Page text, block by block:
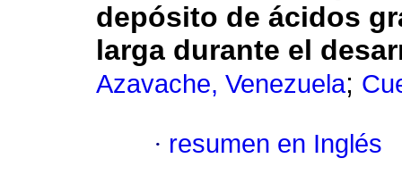
depósito de ácidos
larga durante el
Azavache, Venezuela;
· resumen en Inglés